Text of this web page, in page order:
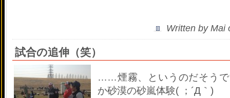
Written by Mai
試合の追伸（笑）
……煙霧、というのだそうで
か砂漠の砂嵐体験( ；´Д｀)